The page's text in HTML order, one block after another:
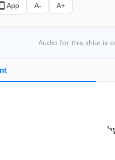
App A- A+
Audio for this shiur is